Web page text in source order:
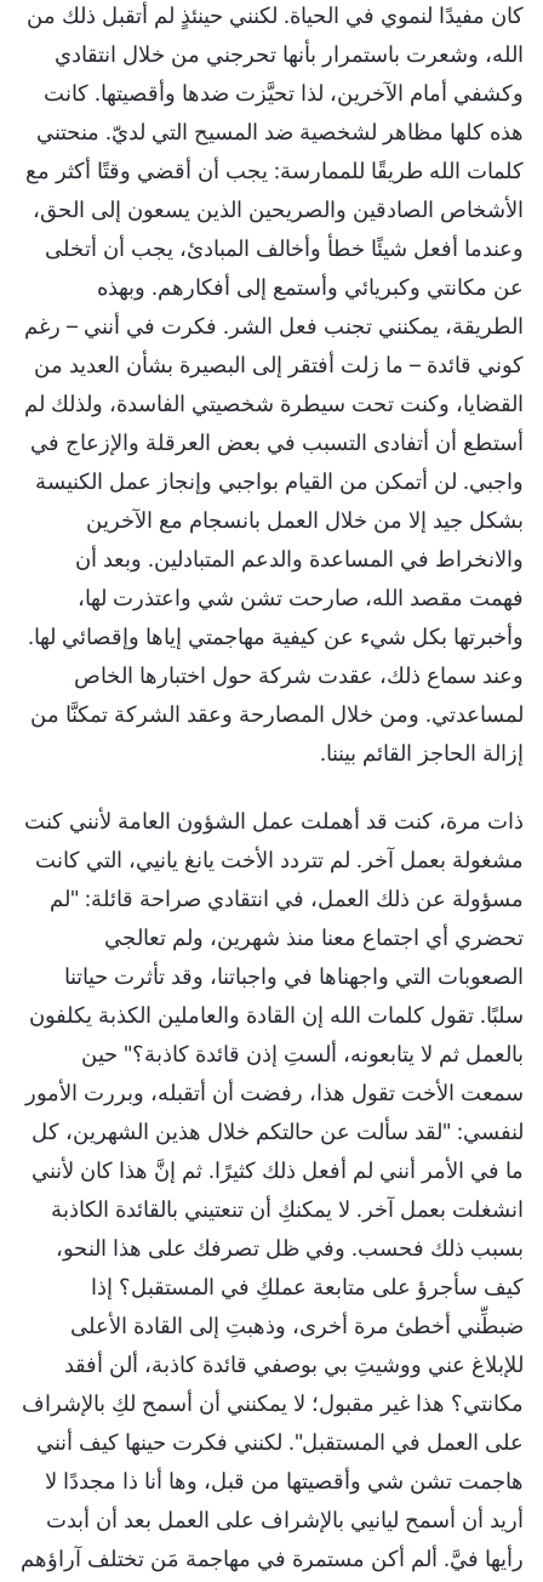
كان مفيدًا لنموي في الحياة. لكنني حينئذٍ لم أتقبل ذلك من
الله، وشعرت باستمرار بأنها تحرجني من خلال انتقادي
وكشفي أمام الآخرين، لذا تحيَّزت ضدها وأقصيتها. كانت
هذه كلها مظاهر لشخصية ضد المسيح التي لديّ. منحتني
كلمات الله طريقًا للممارسة: يجب أن أقضي وقتًا أكثر مع
الأشخاص الصادقين والصريحين الذين يسعون إلى الحق،
وعندما أفعل شيئًا خطأ وأخالف المبادئ، يجب أن أتخلى
عن مكانتي وكبريائي وأستمع إلى أفكارهم. وبهذه
الطريقة، يمكنني تجنب فعل الشر. فكرت في أنني – رغم
كوني قائدة – ما زلت أفتقر إلى البصيرة بشأن العديد من
القضايا، وكنت تحت سيطرة شخصيتي الفاسدة، ولذلك لم
أستطع أن أتفادى التسبب في بعض العرقلة والإزعاج في
واجبي. لن أتمكن من القيام بواجبي وإنجاز عمل الكنيسة
بشكل جيد إلا من خلال العمل بانسجام مع الآخرين
والانخراط في المساعدة والدعم المتبادلين. وبعد أن
فهمت مقصد الله، صارحت تشن شي واعتذرت لها،
وأخبرتها بكل شيء عن كيفية مهاجمتي إياها وإقصائي لها.
وعند سماع ذلك، عقدت شركة حول اختبارها الخاص
لمساعدتي. ومن خلال المصارحة وعقد الشركة تمكنَّا من
إزالة الحاجز القائم بيننا.
ذات مرة، كنت قد أهملت عمل الشؤون العامة لأنني كنت
مشغولة بعمل آخر. لم تتردد الأخت يانغ يانيي، التي كانت
مسؤولة عن ذلك العمل، في انتقادي صراحة قائلة: "لم
تحضري أي اجتماع معنا منذ شهرين، ولم تعالجي
الصعوبات التي واجهناها في واجباتنا، وقد تأثرت حياتنا
سلبًا. تقول كلمات الله إن القادة والعاملين الكذبة يكلفون
بالعمل ثم لا يتابعونه، ألستِ إذن قائدة كاذبة؟" حين
سمعت الأخت تقول هذا، رفضت أن أتقبله، وبررت الأمور
لنفسي: "لقد سألت عن حالتكم خلال هذين الشهرين، كل
ما في الأمر أنني لم أفعل ذلك كثيرًا. ثم إنَّ هذا كان لأنني
انشغلت بعمل آخر. لا يمكنكِ أن تنعتيني بالقائدة الكاذبة
بسبب ذلك فحسب. وفي ظل تصرفك على هذا النحو،
كيف سأجرؤ على متابعة عملكِ في المستقبل؟ إذا
ضبطِّني أخطئ مرة أخرى، وذهبتِ إلى القادة الأعلى
للإبلاغ عني ووشيتِ بي بوصفي قائدة كاذبة، ألن أفقد
مكانتي؟ هذا غير مقبول؛ لا يمكنني أن أسمح لكِ بالإشراف
على العمل في المستقبل". لكنني فكرت حينها كيف أنني
هاجمت تشن شي وأقصيتها من قبل، وها أنا ذا مجددًا لا
أريد أن أسمح ليانيي بالإشراف على العمل بعد أن أبدت
رأيها فيَّ. ألم أكن مستمرة في مهاجمة مَن تختلف آراؤهم